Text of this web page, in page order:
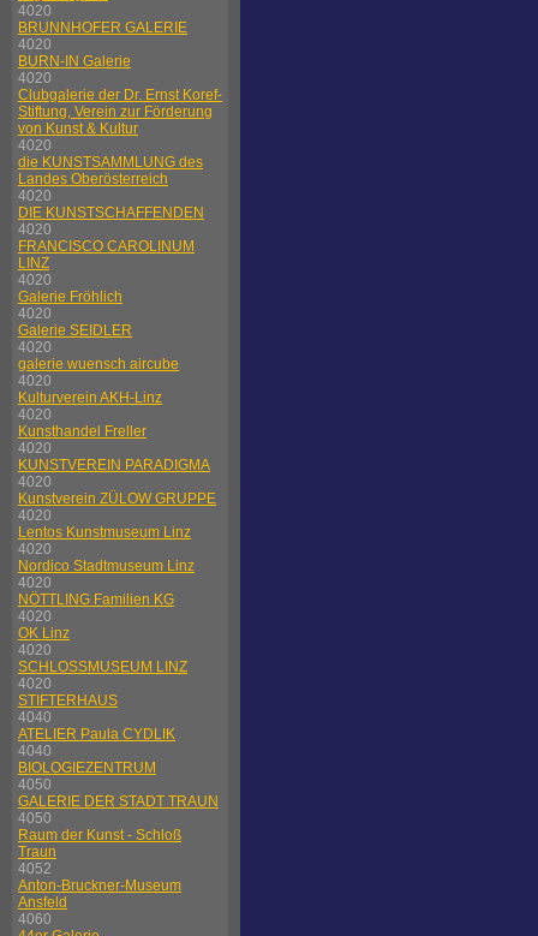
4020
BRUNNHOFER GALERIE
4020
BURN-IN Galerie
4020
Clubgalerie der Dr. Ernst Koref-
Stiftung, Verein zur Förderung
von Kunst & Kultur
4020
die KUNSTSAMMLUNG des
Landes Oberösterreich
4020
DIE KUNSTSCHAFFENDEN
4020
FRANCISCO CAROLINUM
LINZ
4020
Galerie Fröhlich
4020
Galerie SEIDLER
4020
galerie wuensch aircube
4020
Kulturverein AKH-Linz
4020
Kunsthandel Freller
4020
KUNSTVEREIN PARADIGMA
4020
Kunstverein ZÜLOW GRUPPE
4020
Lentos Kunstmuseum Linz
4020
Nordico Stadtmuseum Linz
4020
NÖTTLING Familien KG
4020
OK Linz
4020
SCHLOSSMUSEUM LINZ
4020
STIFTERHAUS
4040
ATELIER Paula CYDLIK
4040
BIOLOGIEZENTRUM
4050
GALERIE DER STADT TRAUN
4050
Raum der Kunst - Schloß
Traun
4052
Anton-Bruckner-Museum
Ansfeld
4060